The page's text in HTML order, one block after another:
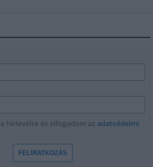
hírlevélre és elfogadom az adatvédelmi
FELIRATKOZÁS